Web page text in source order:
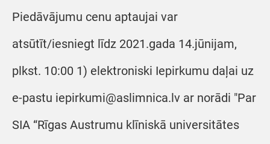
Piedāvājumu cenu aptaujai var
atsūtīt/iesniegt līdz 2021.gada 14.jūnijam,
plkst. 10:00 1) elektroniski Iepirkumu daļai uz
e-pastu iepirkumi@aslimnica.lv ar norādi "Par
SIA “Rīgas Austrumu klīniskā universitātes